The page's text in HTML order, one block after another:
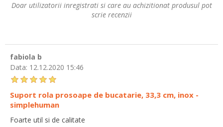
Doar utilizatorii inregistrati si care au achizitionat produsul pot
scrie recenzii
fabiola b
Data: 12.12.2020 15:46
Suport rola prosoape de bucatarie, 33,3 cm, inox -
simplehuman
Foarte util si de calitate